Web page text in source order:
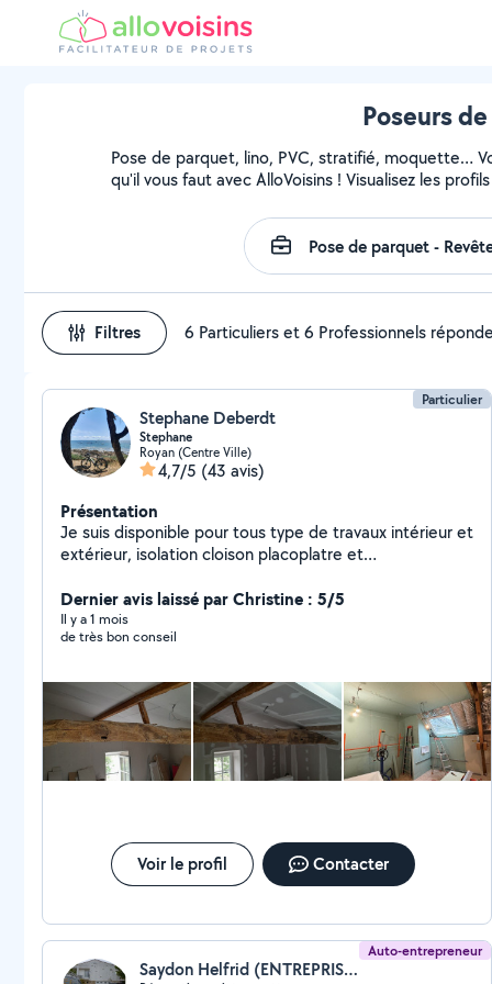
Poseurs
Pose de parquet, lino, PVC, stratifié, moquette…
qu'il vous faut avec AlloVoisins ! Visualisez les
Filtres 6 Particuliers et 6 Professionnels
Particulier
Stephane Deberdt
Stephane
Royan (Centre Ville)
4,7/5 (43 avis)
Présentation
Je suis disponible pour tous type de travaux intérieur et
extérieur, isolation cloison placoplatre et
jardinage taille de haie, tontes etc..
Dernier avis laissé par Christine : 5/5
Il y a 1 mois
de très bon conseil
Voir le profil Contacter
Auto-entrepreneur
Saydon Helfrid (ENTREPRISE SH)